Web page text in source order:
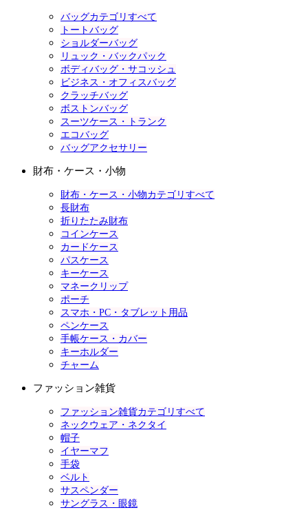
バッグカテゴリすべて
トートバッグ
ショルダーバッグ
リュック・バックパック
ボディバッグ・サコッシュ
ビジネス・オフィスバッグ
クラッチバッグ
ボストンバッグ
スーツケース・トランク
エコバッグ
バッグアクセサリー
財布・ケース・小物
財布・ケース・小物カテゴリすべて
長財布
折りたたみ財布
コインケース
カードケース
パスケース
キーケース
マネークリップ
ポーチ
スマホ・PC・タブレット用品
ペンケース
手帳ケース・カバー
キーホルダー
チャーム
ファッション雑貨
ファッション雑貨カテゴリすべて
ネックウェア・ネクタイ
帽子
イヤーマフ
手袋
ベルト
サスペンダー
サングラス・眼鏡